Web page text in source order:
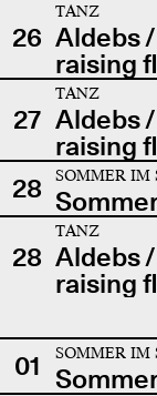
26
TANZ
Aldebs
raising
27
TANZ
Aldebs
raising
28
SOMMER IM
28
TANZ
Aldebs
raising
01 SOMMER IM